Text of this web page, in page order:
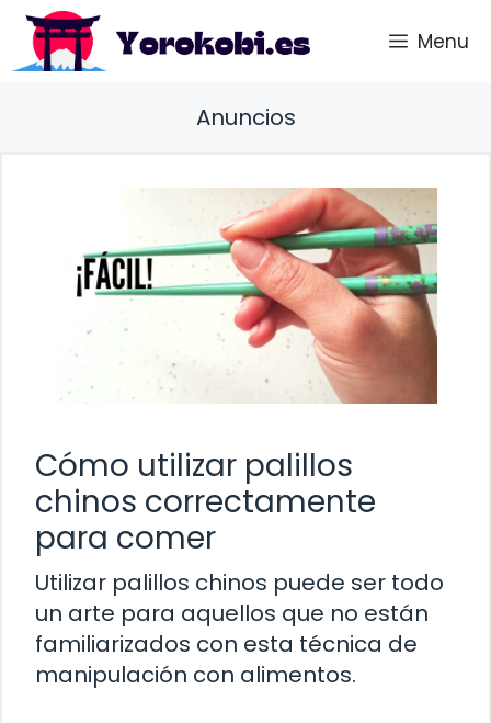
Saltar
contenido
Menu
Anuncios
Cómo utilizar palillos
chinos correctamente
para comer
Utilizar palillos chinos puede ser todo
un arte para aquellos que no están
familiarizados con esta técnica de
manipulación con alimentos.